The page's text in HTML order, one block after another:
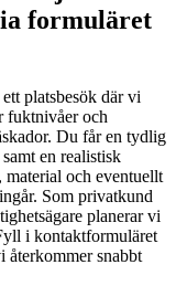
formuläret
platsbesök där vi
fuktnivåer och
Du får en tydlig
en realistisk
material och eventuellt
Som privatkund
planerar vi
i kontaktformuläret
återkommer snabbt